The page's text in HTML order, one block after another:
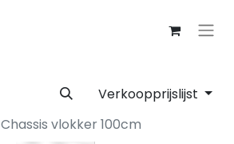
Verkoopprijslijst
Chassis vlokker 100cm